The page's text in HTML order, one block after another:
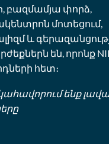
բազմամյա փորձ,
մոտեցում,
և
են, որոնք
հետ։
ենք